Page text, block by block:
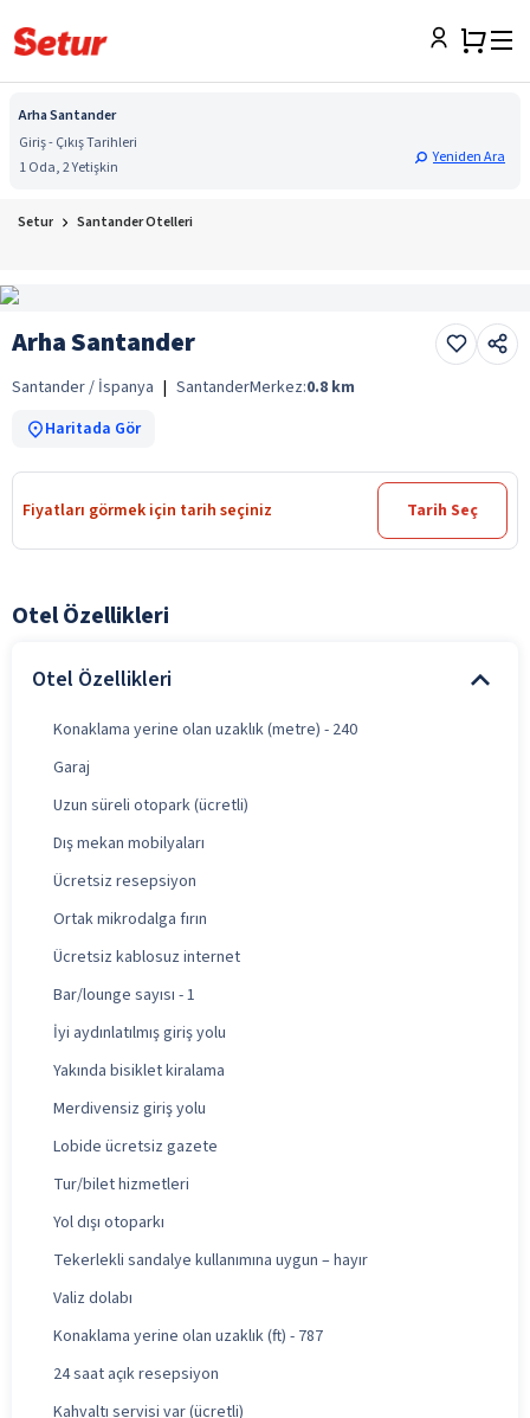
Arha Santander
Giriş - Çıkış Tarihleri
1 Oda, 2 Yetişkin
Yeniden Ara
Setur Santander Otelleri
Arha Santander
Santander / İspanya | SantanderMerkez:0.8 km
Haritada Gör
Fiyatları görmek için tarih seçiniz Tarih Seç
Otel Özellikleri
Otel Özellikleri
Konaklama yerine olan uzaklık (metre) - 240
Garaj
Uzun süreli otopark (ücretli)
Dış mekan mobilyaları
Ücretsiz resepsiyon
Ortak mikrodalga fırın
Ücretsiz kablosuz internet
Bar/lounge sayısı - 1
İyi aydınlatılmış giriş yolu
Yakında bisiklet kiralama
Merdivensiz giriş yolu
Lobide ücretsiz gazete
Tur/bilet hizmetleri
Yol dışı otoparkı
Tekerlekli sandalye kullanımına uygun – hayır
Valiz dolabı
Konaklama yerine olan uzaklık (ft) - 787
24 saat açık resepsiyon
Kahvaltı servisi var (ücretli)